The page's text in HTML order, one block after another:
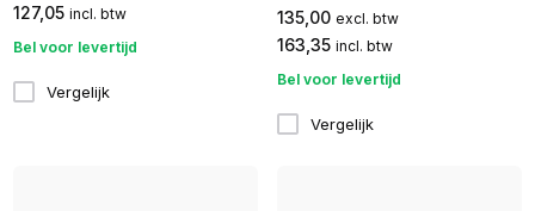
127,05 incl. btw
Bel voor levertijd
Vergelijk
135,00 excl. btw
163,35 incl. btw
Bel voor levertijd
Vergelijk